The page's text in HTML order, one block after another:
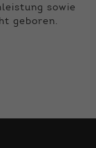
sowie
geboren.